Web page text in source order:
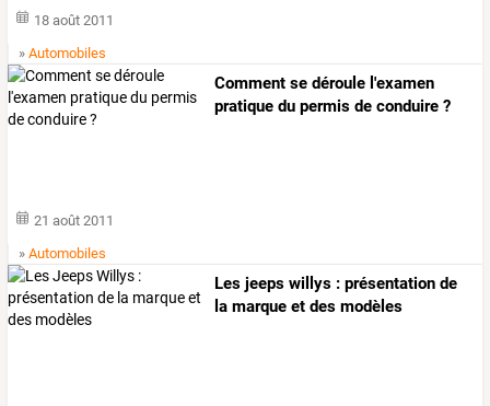
18 août 2011
»Automobiles
Comment se déroule l'examen
pratique du permis de conduire ?
21 août 2011
»Automobiles
Les jeeps willys : présentation de
la marque et des modèles